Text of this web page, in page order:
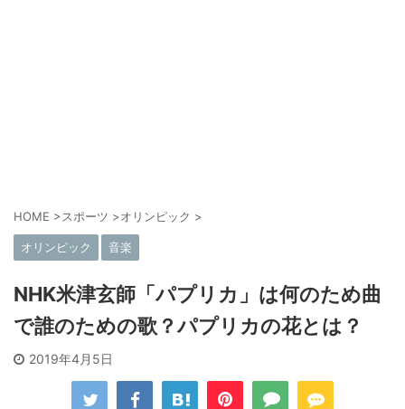
HOME >スポーツ >オリンピック >
オリンピック 音楽
NHK米津玄師「パプリカ」は何のため曲
で誰のための歌？パプリカの花とは？
2019年4月5日